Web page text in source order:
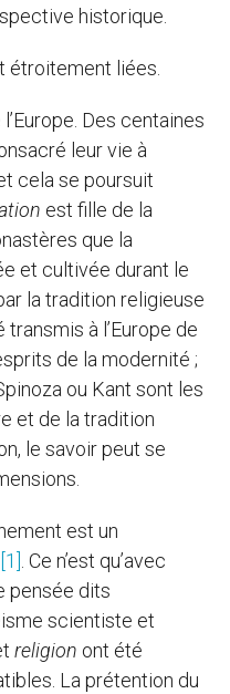
historique.
étroitement liées.
Des centaines
leur vie à
cela se poursuit
est fille de la
que la
et cultivée durant le
la tradition religieuse
à l’Europe de
de la modernité ;
ou Kant sont les
et de la tradition
le savoir peut se
est un
[1]
. Ce n’est qu’avec
pensée dits
scientiste et
religion ont été
La prétention du